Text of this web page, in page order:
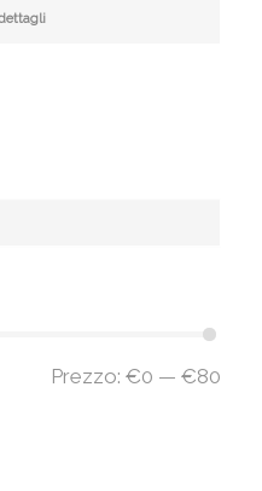
Prezzo:€0 —€80